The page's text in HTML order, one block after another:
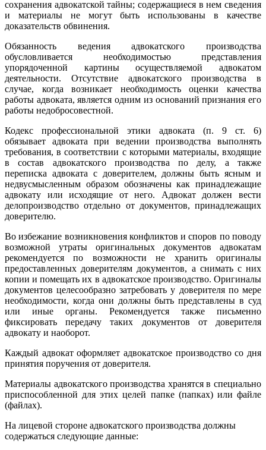
сохранения адвокатской тайны; содержащиеся в нем сведения
и материалы не могут быть использованы в качестве
доказательств обвинения.
Обязанность ведения адвокатского производства
обусловливается необходимостью представления
упорядоченной картины осуществляемой адвокатом
деятельности. Отсутствие адвокатского производства в
случае, когда возникает необходимость оценки качества
работы адвоката, является одним из оснований признания его
работы недобросовестной.
Кодекс профессиональной этики адвоката (п. 9 ст. 6)
обязывает адвоката при ведении производства выполнять
требования, в соответствии с которыми материалы, входящие
в состав адвокатского производства по делу, а также
переписка адвоката с доверителем, должны быть ясным и
недвусмысленным образом обозначены как принадлежащие
адвокату или исходящие от него. Адвокат должен вести
делопроизводство отдельно от документов, принадлежащих
доверителю.
Во избежание возникновения конфликтов и споров по поводу
возможной утраты оригинальных документов адвокатам
рекомендуется по возможности не хранить оригиналы
предоставленных доверителям документов, а снимать с них
копии и помещать их в адвокатское производство. Оригиналы
документов целесообразно затребовать у доверителя по мере
необходимости, когда они должны быть представлены в суд
или иные органы. Рекомендуется также письменно
фиксировать передачу таких документов от доверителя
адвокату и наоборот.
Каждый адвокат оформляет адвокатское производство со дня
принятия поручения от доверителя.
Материалы адвокатского производства хранятся в специально
приспособленной для этих целей папке (папках) или файле
(файлах).
На лицевой стороне адвокатского производства должны
содержаться следующие данные: